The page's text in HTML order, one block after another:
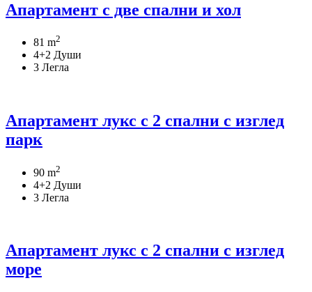
Апартамент с две спални и хол
81 m2
4+2 Души
3 Легла
Апартамент лукс с 2 спални с изглед
парк
90 m2
4+2 Души
3 Легла
Апартамент лукс с 2 спални с изглед
море